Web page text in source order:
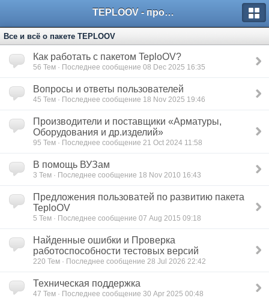
TEPLOOV - программный комплекс для расчёта систем отопления и вентиляции
Все и всё о пакете TEPLOOV
Как работать с пакетом TeploOV?
56 Тем · Последнее сообщение 08 Dec 2025 16:35
Вопросы и ответы пользователей
45 Тем · Последнее сообщение 18 Nov 2025 19:46
Производители и поставщики «Арматуры,
Оборудования и др.изделий»
95 Тем · Последнее сообщение 21 Oct 2024 11:58
В помощь ВУЗам
3 Тем · Последнее сообщение 18 Nov 2010 16:43
Предложения пользоватей по развитию пакета
TeploOV
5 Тем · Последнее сообщение 07 Aug 2015 09:18
Найденные ошибки и Проверка
работоспособности тестовых версий
220 Тем · Последнее сообщение 28 Jul 2026 22:42
Техническая поддержка
47 Тем · Последнее сообщение 30 Apr 2025 00:48